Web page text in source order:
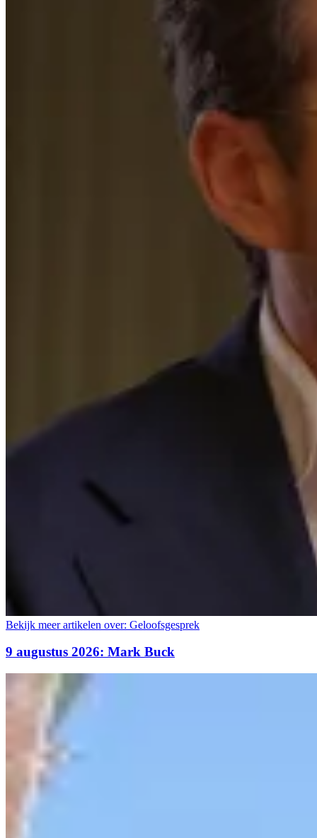
Bekijk meer artikelen over: Geloofsgesprek
9 augustus 2026: Mark Buck